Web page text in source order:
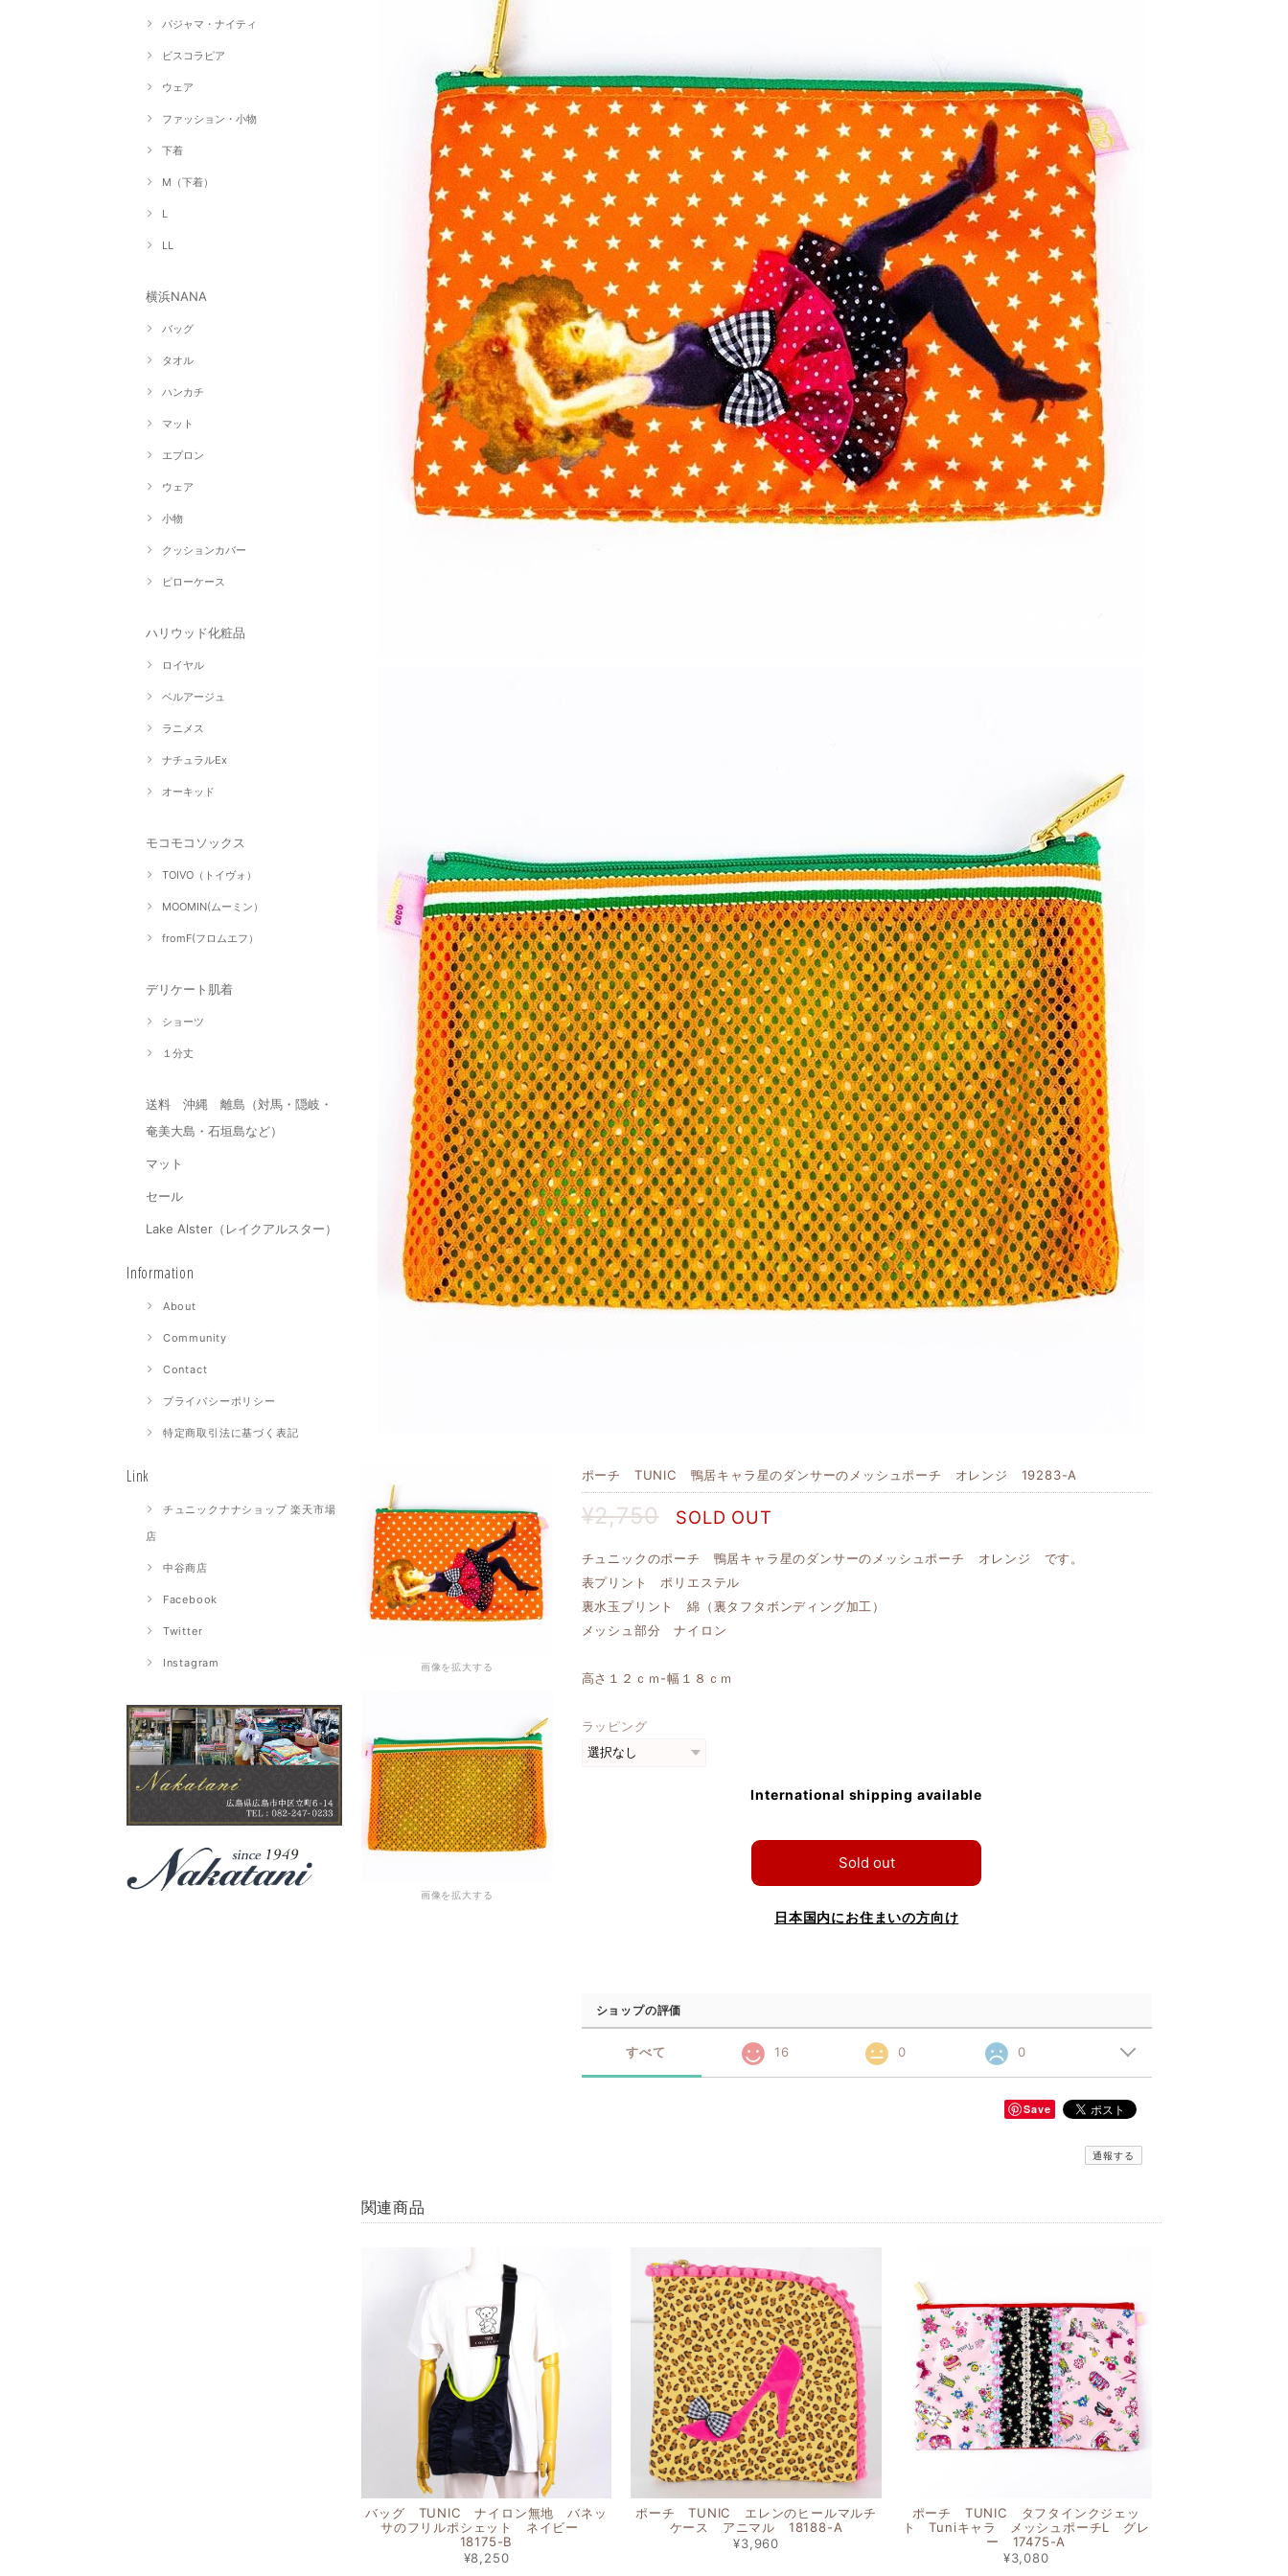
パジャマ・ナイティ
ビスコラピア
ウェア
ファッション・小物
下着
M（下着）
L
LL
横浜NANA
バッグ
タオル
ハンカチ
マット
エプロン
ウェア
小物
クッションカバー
ピローケース
ハリウッド化粧品
ロイヤル
ベルアージュ
ラニメス
ナチュラルEx
オーキッド
モコモコソックス
TOIVO（トイヴォ）
MOOMIN(ムーミン）
fromF(フロムエフ）
デリケート肌着
ショーツ
１分丈
送料 沖縄 離島（対馬・隠岐・
奄美大島・石垣島など）
マット
セール
Lake Alster（レイクアルスター）
Information
About
Community
Contact
プライバシーポリシー
特定商取引法に基づく表記
Link
チュニックナナショップ 楽天市場
店
中谷商店
Facebook
Twitter
Instagram 画像を拡大する
画像を拡大する
ポーチ TUNIC 鴨居キャラ星のダンサーのメッシュポーチ オレンジ 19283-A
¥2,750 SOLD OUT
チュニックのポーチ 鴨居キャラ星のダンサーのメッシュポーチ オレンジ です。
表プリント ポリエステル
裏水玉プリント 綿（裏タフタボンディング加工）
メッシュ部分 ナイロン
高さ１２ｃｍ-幅１８ｃｍ
ラッピング
International shipping available
Sold out
日本国内にお住まいの方向け
ショップの評価
すべて 16 0 0
Save
通報する
関連商品
バッグ TUNIC ナイロン無地 バネッ
サのフリルポシェット ネイビー
18175-B
¥8,250
ポーチ TUNIC エレンのヒールマルチ
ケース アニマル 18188-A
¥3,960
ポーチ TUNIC タフタインクジェッ
ト Tuniキャラ メッシュポーチL グレ
ー 17475-A
¥3,080